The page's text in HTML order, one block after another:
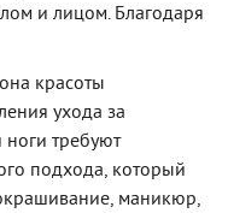
и лицом. Благодаря
красоты
ухода за
требуют
подхода, который
маникюр,